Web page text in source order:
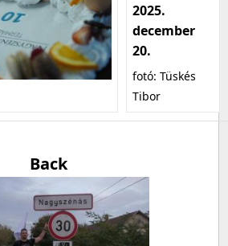
2025.
december
20.
fotó: Tüskés
Tibor
Back